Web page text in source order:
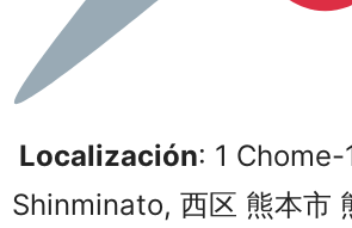
Localización: 1 Chome-
Shinminato, 西区 熊本市